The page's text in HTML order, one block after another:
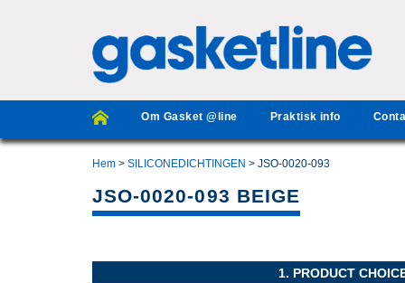
Om Gasket @line Praktisk info
Hem > SILICONEDICHTINGEN > JSO-0020-093
JSO-0020-093 BEIGE
1. PRODUCT